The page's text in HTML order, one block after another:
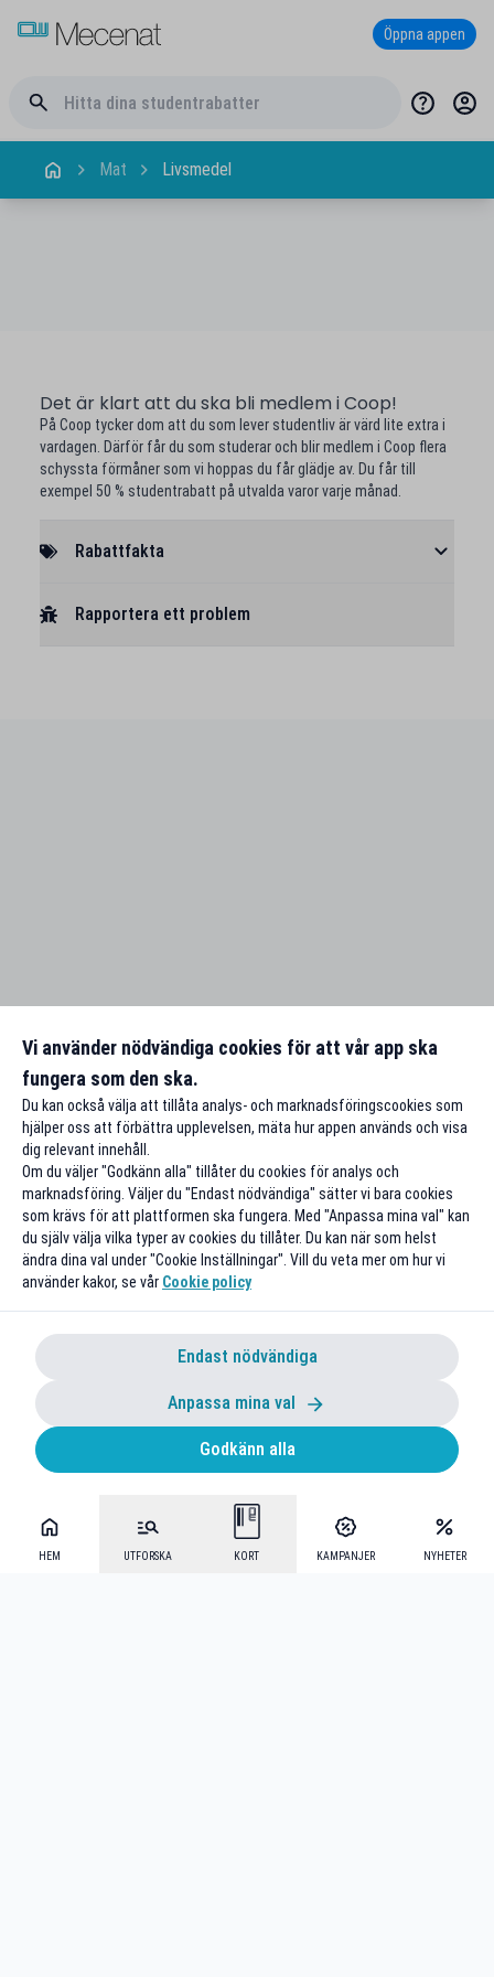
HEM UTFORSKA KORT KAMPANJER NYHETER
Öppna appen
Mat Livsmedel
Det är klart att du ska bli medlem i Coop!
På Coop tycker dom att du som lever studentliv är värd lite extra i
vardagen. Därför får du som studerar och blir medlem i Coop flera
schyssta förmåner som vi hoppas du får glädje av. Du får till
exempel 50 % studentrabatt på utvalda varor varje månad.
Rabattfakta
Rapportera ett problem
Vi använder nödvändiga cookies för att vår app ska
fungera som den ska.
Du kan också välja att tillåta analys- och marknadsföringscookies som
hjälper oss att förbättra upplevelsen, mäta hur appen används och visa
dig relevant innehåll.
Om du väljer "Godkänn alla" tillåter du cookies för analys och
marknadsföring. Väljer du "Endast nödvändiga" sätter vi bara cookies
som krävs för att plattformen ska fungera. Med "Anpassa mina val" kan
du själv välja vilka typer av cookies du tillåter. Du kan när som helst
ändra dina val under "Cookie Inställningar". Vill du veta mer om hur vi
använder kakor, se vår Cookie policy
Endast nödvändiga
Anpassa mina val
Godkänn alla